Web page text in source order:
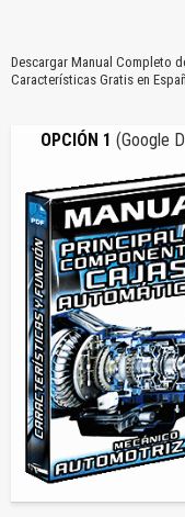
Descargar Manual Completo
Características Gratis en
OPCIÓN 1 (Google